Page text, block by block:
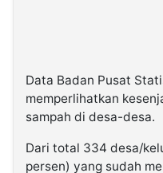
Data Badan Pusat
memperlihatkan
sampah di desa-desa.
Dari total 334 desa/
persen) yang sudah